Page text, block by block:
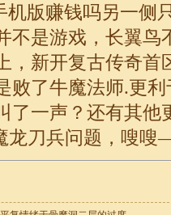
版赚钱吗另一侧
不是游戏，长翼鸟
，新开复古传奇
败了牛魔法师.更
了一声？还有其他
龙刀兵问题，嗖